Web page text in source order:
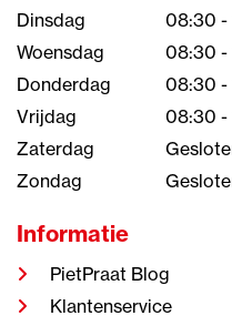
Dinsdag
08:30 -
Woensdag
08:30 -
Donderdag
08:30 -
Vrijdag
08:30 -
Zaterdag
Zondag
Informatie
PietPraat Blog
Klantenservice